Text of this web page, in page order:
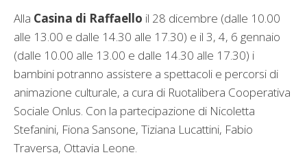
Alla Casina di Raffaello il 28 dicembre (dalle 10.00
alle 13.00 e dalle 14.30 alle 17.30) e il 3, 4, 6 gennaio
(dalle 10.00 alle 13.00 e dalle 14.30 alle 17.30) i
bambini potranno assistere a spettacoli e percorsi di
animazione culturale, a cura di Ruotalibera Cooperativa
Sociale Onlus. Con la partecipazione di Nicoletta
Stefanini, Fiona Sansone, Tiziana Lucattini, Fabio
Traversa, Ottavia Leone.